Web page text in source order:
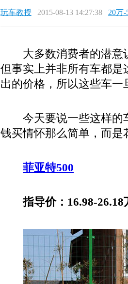
玩车教授 2015-08-13 14:27:38 20万-
大多数消费者的潜意
但事实上并非所有车都是
出的价格，所以这些车
今天要说一些这样的
钱买情怀那么简单，而
菲亚特500
指导价：16.98-26.18